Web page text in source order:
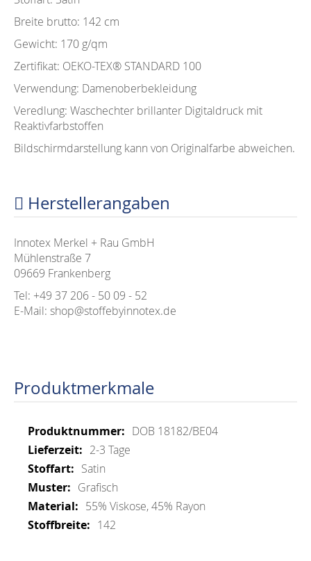
Breite brutto: 142 cm
Gewicht: 170 g/qm
Zertifikat: OEKO-TEX®️ STANDARD 100
Verwendung: Damenoberbekleidung
Veredlung: Waschechter brillanter Digitaldruck mit
Reaktivfarbstoffen
Bildschirmdarstellung kann von Originalfarbe abweichen.
Herstellerangaben
Innotex Merkel + Rau GmbH
Mühlenstraße 7
09669 Frankenberg
Tel: +49 37 206 - 50 09 - 52
E-Mail: shop@stoffebyinnotex.de
Produktmerkmale
Mehr
Informationen
DOB 18182/BE04
2-3 Tage
Satin
Grafisch
55% Viskose, 45% Rayon
142